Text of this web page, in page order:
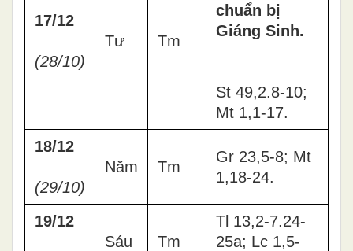
17/12
(28/10)
Tư Tm
chuẩn bị
Giáng Sinh.
St 49,2.8-10;
Mt 1,1-17.
18/12
(29/10)
Năm Tm
Gr 23,5-8; Mt
1,18-24.
19/12
Sáu Tm
Tl 13,2-7.24-
25a; Lc 1,5-